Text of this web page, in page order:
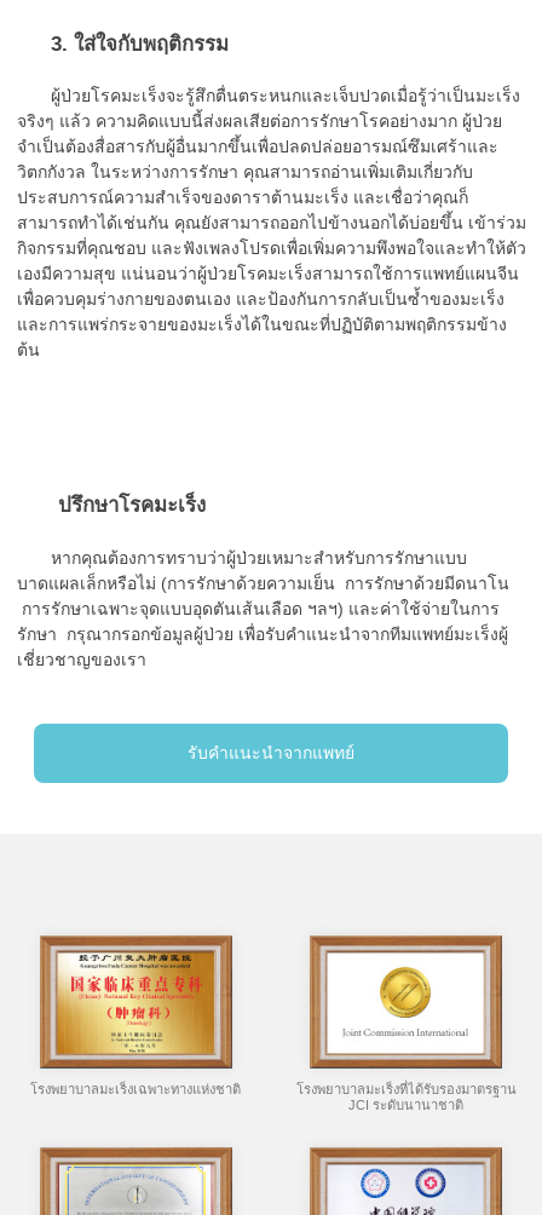
3. ใส่ใจกับพฤติกรรม
ผู้ป่วยโรคมะเร็งจะรู้สึกตื่นตระหนกและเจ็บปวดเมื่อรู้ว่าเป็นมะเร็ง
จริงๆ แล้ว ความคิดแบบนี้ส่งผลเสียต่อการรักษาโรคอย่างมาก ผู้ป่วย
จำเป็นต้องสื่อสารกับผู้อื่นมากขึ้นเพื่อปลดปล่อยอารมณ์ซึมเศร้าและ
วิตกกังวล ในระหว่างการรักษา คุณสามารถอ่านเพิ่มเติมเกี่ยวกับ
ประสบการณ์ความสำเร็จของดาราต้านมะเร็ง และเชื่อว่าคุณก็
สามารถทำได้เช่นกัน คุณยังสามารถออกไปข้างนอกได้บ่อยขึ้น เข้าร่วม
กิจกรรมที่คุณชอบ และฟังเพลงโปรดเพื่อเพิ่มความพึงพอใจและทำให้ตัว
เองมีความสุข แน่นอนว่าผู้ป่วยโรคมะเร็งสามารถใช้การแพทย์แผนจีน
เพื่อควบคุมร่างกายของตนเอง และป้องกันการกลับเป็นซ้ำของมะเร็ง
และการแพร่กระจายของมะเร็งได้ในขณะที่ปฏิบัติตามพฤติกรรมข้าง
ต้น
ปรึกษาโรคมะเร็ง
หากคุณต้องการทราบว่าผู้ป่วยเหมาะสำหรับการรักษาแบบ
บาดแผลเล็กหรือไม่ (การรักษาด้วยความเย็น การรักษาด้วยมีดนาโน
การรักษาเฉพาะจุดแบบอุดตันเส้นเลือด ฯลฯ) และค่าใช้จ่ายในการ
รักษา กรุณากรอกข้อมูลผู้ป่วย เพื่อรับคำแนะนำจากทีมแพทย์มะเร็งผู้
เชี่ยวชาญของเรา
รับคำแนะนำจากแพทย์
โรงพยาบาลมะเร็งเฉพาะทางแห่งชาติ
โรงพยาบาลมะเร็งที่ได้รับรองมาตรฐาน
JCI ระดับนานาชาติ